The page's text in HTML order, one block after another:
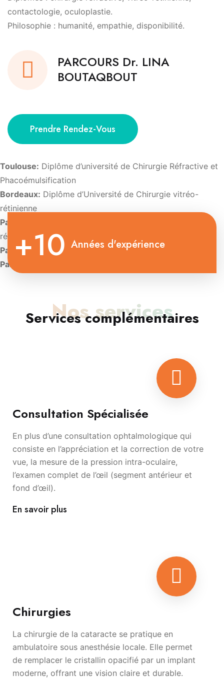
contactologie, oculoplastie.
Philosophie : humanité, empathie, disponibilité.
PARCOURS Dr. LINA
BOUTAQBOUT
Prendre Rendez-Vous
Toulouse: Diplôme d’université de Chirurgie Réfractive et
Phacoémulsification
Bordeaux: Diplôme d’Université de Chirurgie vitréo-
rétinienne
Paris:
rétinienne
Paris: Diplôme d’Université de Contactologie.
Paris:+10 Années d'expérience
Nos services
Services complémentaires
Consultation Spécialisée
En plus d’une consultation ophtalmologique qui
consiste en l’appréciation et la correction de votre
vue, la mesure de la pression intra-oculaire,
l’examen complet de l’œil (segment antérieur et
fond d’œil).
En savoir plus
Chirurgies
La chirurgie de la cataracte se pratique en
ambulatoire sous anesthésie locale. Elle permet
de remplacer le cristallin opacifié par un implant
moderne, offrant une vision claire et durable.